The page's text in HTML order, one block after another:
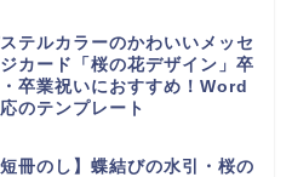
テルカラーのかわいいメッセ
カード「桜の花デザイン」卒
卒業祝いにおすすめ！Word
のテンプレート
短冊のし】蝶結びの水引・桜の